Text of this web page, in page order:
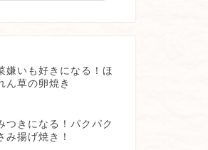
嫌いも好きになる！ほ
ん草の卵焼き
つきになる！パクパク
み揚げ焼き！